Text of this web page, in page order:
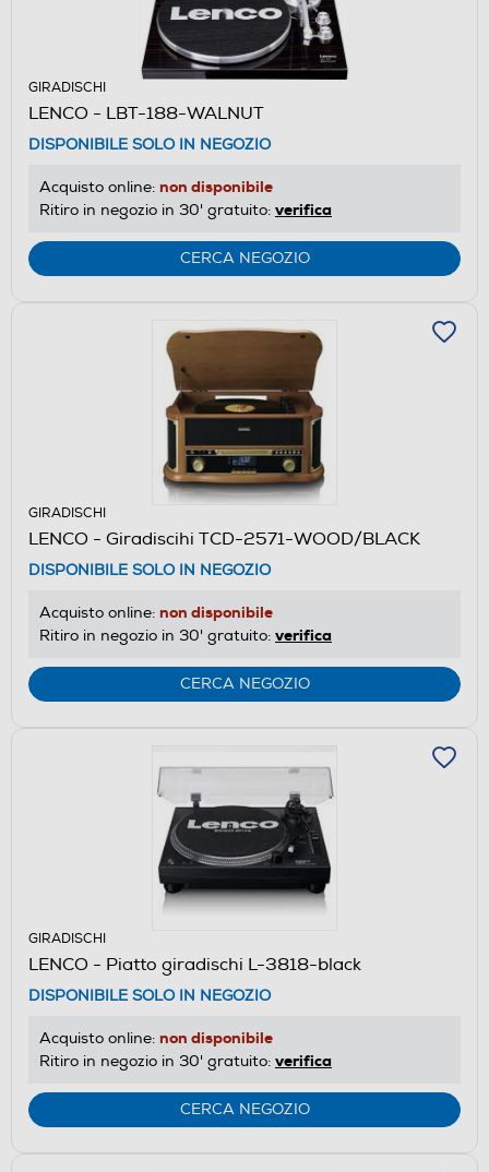
GIRADISCHI
LENCO - LBT-188-WALNUT
DISPONIBILE SOLO IN NEGOZIO
Acquisto online: non disponibile
Ritiro in negozio in 30' gratuito: verifica
CERCA NEGOZIO
GIRADISCHI
LENCO - Giradiscihi TCD-2571-WOOD/BLACK
DISPONIBILE SOLO IN NEGOZIO
Acquisto online: non disponibile
Ritiro in negozio in 30' gratuito: verifica
CERCA NEGOZIO
GIRADISCHI
LENCO - Piatto giradischi L-3818-black
DISPONIBILE SOLO IN NEGOZIO
Acquisto online: non disponibile
Ritiro in negozio in 30' gratuito: verifica
CERCA NEGOZIO